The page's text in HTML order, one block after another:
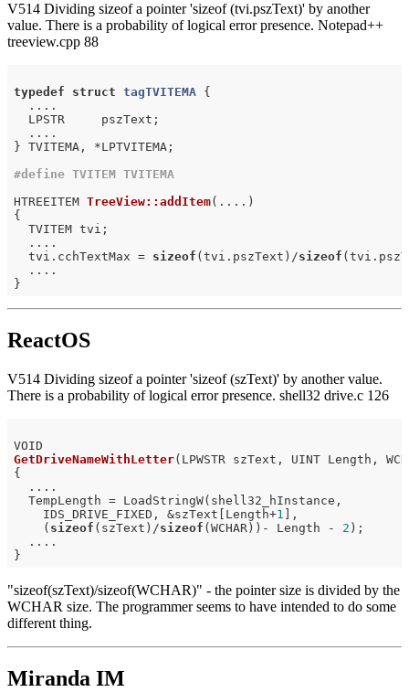
V514 Dividing sizeof a pointer 'sizeof (tvi.pszText)' by another
value. There is a probability of logical error presence. Notepad++
treeview.cpp 88
typedef struct tagTVITEMA {
  ....
  LPSTR     pszText;
  ....
} TVITEMA, *LPTVITEMA;
#define TVITEM TVITEMA
HTREEITEM TreeView::addItem(....)
{
  TVITEM tvi;
  ....
  tvi.cchTextMax =
sizeof (tvi.pszText)/sizeof
  ....
ReactOS
V514 Dividing sizeof a pointer 'sizeof (szText)' by another value.
There is a probability of logical error presence. shell32 drive.c 126
GetDriveNameWithLetter(LPWSTR szText, UINT Length,
{
  ....
  TempLength = LoadStringW(shell32_hInstance,
    IDS_DRIVE_FIXED, &szText[Length+
1
],
    (
sizeof (szText)/sizeof (WCHAR))- Length - 2 );
  ....
"sizeof(szText)/sizeof(WCHAR)" - the pointer size is divided by the
WCHAR size. The programmer seems to have intended to do some
different thing.
Miranda IM